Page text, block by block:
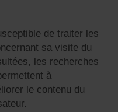
de traiter les
sa visite du
les recherches
à
le contenu du